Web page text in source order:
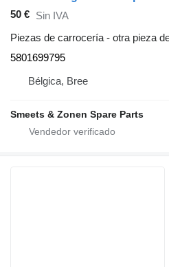
50 € Sin IVA
Piezas de carrocería - otra pieza
5801699795
Bélgica, Bree
Smeets & Zonen Spare Parts